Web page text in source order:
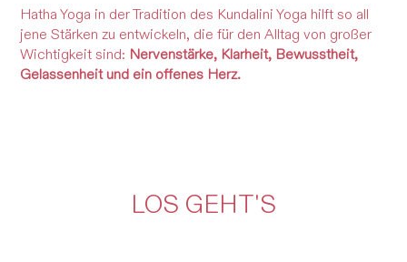
Hatha Yoga in der Tradition des Kundalini Yoga hilft so all
jene Stärken zu entwickeln, die für den Alltag von großer
Wichtigkeit sind: Nervenstärke, Klarheit, Bewusstheit,
Gelassenheit und ein offenes Herz.
LOS GEHT'S